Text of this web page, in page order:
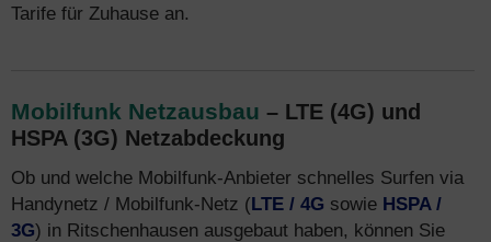
Tarife für Zuhause an.
Mobilfunk Netzausbau – LTE (4G) und
HSPA (3G) Netzabdeckung
Ob und welche Mobilfunk-Anbieter schnelles Surfen via
Handynetz / Mobilfunk-Netz (LTE / 4G sowie HSPA /
3G) in Ritschenhausen ausgebaut haben, können Sie